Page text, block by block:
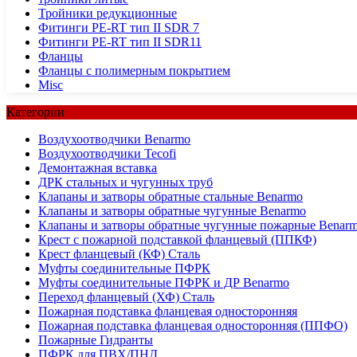
Тройники редукционные
Фитинги PE-RT тип II SDR 7
Фитинги PE-RT тип II SDR11
Фланцы
Фланцы с полимерным покрытием
Misc
Категории
Воздухоотводчики Benarmo
Воздухоотводчики Tecofi
Демонтажная вставка
ДРК стальных и чугунных труб
Клапаны и затворы обратные стальные Benarmo
Клапаны и затворы обратные чугунные Benarmo
Клапаны и затворы обратные чугунные пожарные
Крест с пожарной подставкой фланцевый (ППКФ)
Крест фланцевый (КФ) Сталь
Муфты соединительные ПФРК
Муфты соединительные ПФРК и ДР Benarmo
Переход фланцевый (ХФ) Сталь
Пожарная подставка фланцевая односторонняя
Пожарная подставка фланцевая односторонняя (ППФО)
Пожарные Гидранты
ПФРК для ПВХ/ПНД